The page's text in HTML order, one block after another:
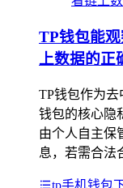
TP钱包能
上数据的正
TP钱包作为
钱包的核心隐
由个人自主保
息，若需合法
tp手机钱包